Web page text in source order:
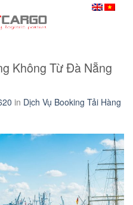
Không Từ Đà Nẵng
in Dịch Vụ Booking Tải Hàng